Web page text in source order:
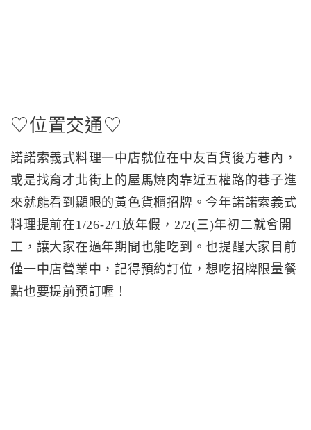
♡位置交通♡
諾諾索義式料理一中店就位在中友百貨後方巷內，
或是找育才北街上的屋馬燒肉靠近五權路的巷子進
來就能看到顯眼的黃色貨櫃招牌。今年諾諾索義式
料理提前在1/26-2/1放年假，2/2(三)年初二就會開
工，讓大家在過年期間也能吃到。也提醒大家目前
僅一中店營業中，記得預約訂位，想吃招牌限量餐
點也要提前預訂喔！